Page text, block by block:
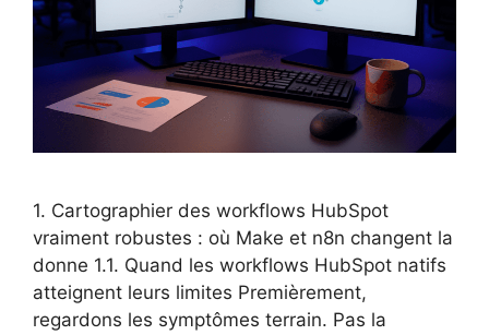
1. Cartographier des workflows HubSpot
vraiment robustes : où Make et n8n changent la
donne 1.1. Quand les workflows HubSpot natifs
atteignent leurs limites Premièrement,
regardons les symptômes terrain. Pas la